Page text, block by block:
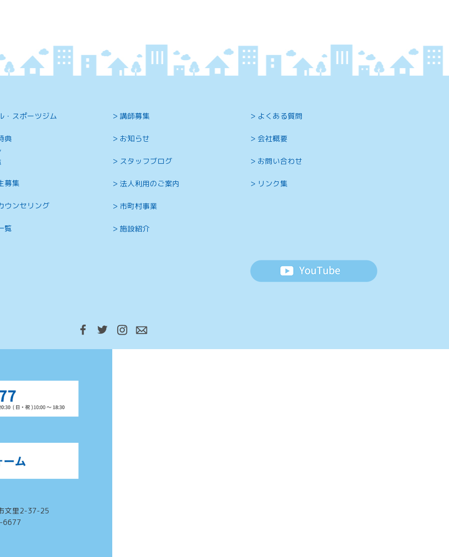
・スポーツジム
典
募集
ウンセリング
覧
講師募集
お知らせ
スタッフブログ
法人利用のご案内
市町村事業
施設紹介
よくある質問
会社概要
お問い合わせ
リンク集
市文里2-37-25
6677